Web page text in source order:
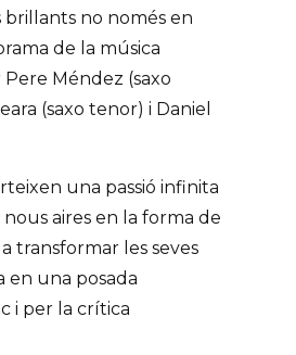
brillants no només en
de la música
Méndez (saxo
(saxo tenor) i Daniel
una passió infinita
aires en la forma de
transformar les seves
en una posada
i per la crítica